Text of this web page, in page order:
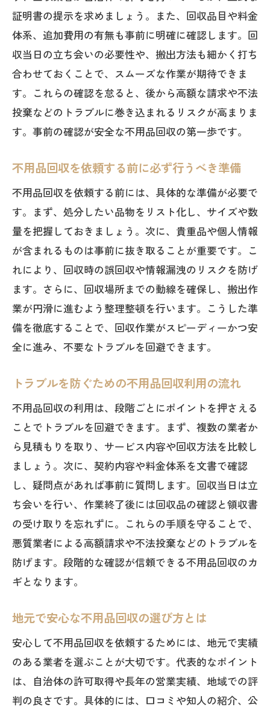
証明書の提示を求めましょう。また、回収品目や料金
体系、追加費用の有無も事前に明確に確認します。回
収当日の立ち会いの必要性や、搬出方法も細かく打ち
合わせておくことで、スムーズな作業が期待できま
す。これらの確認を怠ると、後から高額な請求や不法
投棄などのトラブルに巻き込まれるリスクが高まりま
す。事前の確認が安全な不用品回収の第一歩です。
不用品回収を依頼する前に必ず行うべき準備
不用品回収を依頼する前には、具体的な準備が必要で
す。まず、処分したい品物をリスト化し、サイズや数
量を把握しておきましょう。次に、貴重品や個人情報
が含まれるものは事前に抜き取ることが重要です。こ
れにより、回収時の誤回収や情報漏洩のリスクを防げ
ます。さらに、回収場所までの動線を確保し、搬出作
業が円滑に進むよう整理整頓を行います。こうした準
備を徹底することで、回収作業がスピーディーかつ安
全に進み、不要なトラブルを回避できます。
トラブルを防ぐための不用品回収利用の流れ
不用品回収の利用は、段階ごとにポイントを押さえる
ことでトラブルを回避できます。まず、複数の業者か
ら見積もりを取り、サービス内容や回収方法を比較し
ましょう。次に、契約内容や料金体系を文書で確認
し、疑問点があれば事前に質問します。回収当日は立
ち会いを行い、作業終了後には回収品の確認と領収書
の受け取りを忘れずに。これらの手順を守ることで、
悪質業者による高額請求や不法投棄などのトラブルを
防げます。段階的な確認が信頼できる不用品回収のカ
ギとなります。
地元で安心な不用品回収の選び方とは
安心して不用品回収を依頼するためには、地元で実績
のある業者を選ぶことが大切です。代表的なポイント
は、自治体の許可取得や長年の営業実績、地域での評
判の良さです。具体的には、口コミや知人の紹介、公